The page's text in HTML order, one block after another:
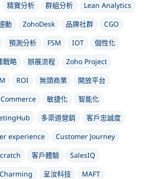
精實分析 群組分析
Lean Analytics
動 ZohoDesk 品牌社群
CGO
預測分析 FSM IOT
個性化
戰略 辦展流程
Zoho Project
ROI 無頭商業
開放平台
敏捷化
智能化
多渠道營銷
客戶忠誠度
experience
Customer Journey
客戶體驗
SalesIQ
Charming 呈汝科技
MAFT